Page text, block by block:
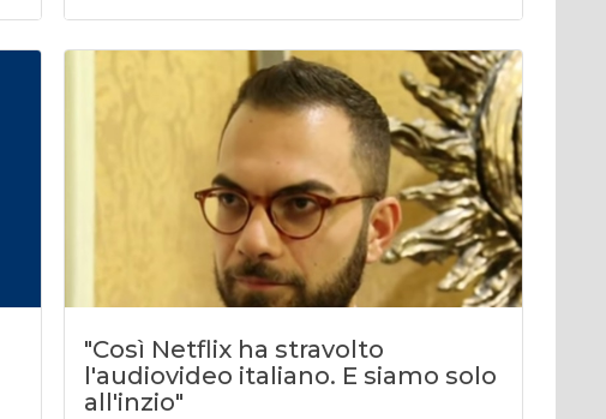
"Così Netflix ha stravolto
l'audiovideo italiano. E siamo solo
all'inzio"